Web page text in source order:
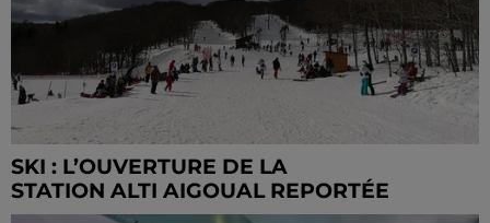
SKI : L’OUVERTURE DE LA
STATION ALTI AIGOUAL REPORTÉE